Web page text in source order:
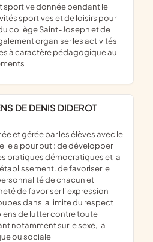
sportive donnée pendant le
sportives et de loisirs pour
collège Saint-Joseph et de
organiser les activités
à caractère pédagogique au
DE DENIS DIDEROT
a pour but : de développer
pratiques démocratiques et la
de favoriser le
de chacun et
de favoriser l' expression
dans la limite du respect
de lutter contre toute
notamment sur le sexe, la
ou sociale